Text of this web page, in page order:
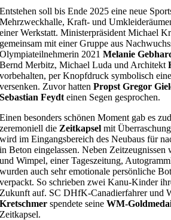
Entstehen soll bis Ende 2025 eine neue
Mehrzweckhalle, Kraft- und
einer Werkstatt. Ministerpräsident Michael
gemeinsam mit einer Gruppe aus
Olympiateilnehmerin 2021Melanie
Bernd Merbitz, Michael Luda und Architekt
vorbehalten, per Knopfdruck symbolisch
versenken. Zuvor hattenPropst Gregor
Sebastian Feydt einen Segen gesprochen.
Einen besonders schönen Moment gab es
zeremoniell die Zeitkapsel mit
wird im Eingangsbereich des Neubaus für
in Beton eingelassen. Neben Zeitzeugnissen
und Wimpel, einer Tageszeitung,
wurden auch sehr emotionale persönliche
verpackt. So schrieben zwei Kanu-Kinder
Zukunft auf. SC DHfK-Canadierfahrer und
Kretschmer spendete seineWM-
Zeitkapsel.